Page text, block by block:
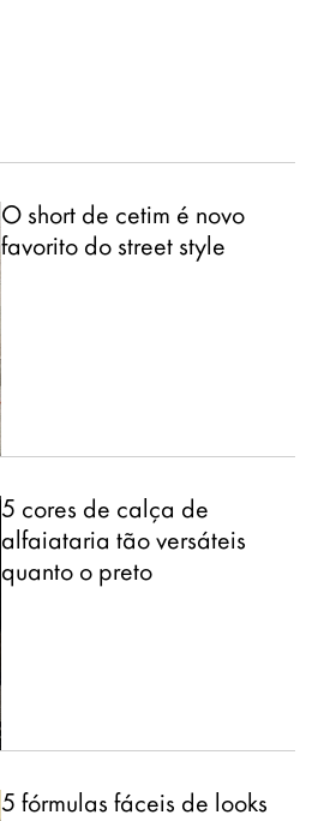
O short de cetim é novo
favorito do street style
5 cores de calça de
alfaiataria tão versáteis
quanto o preto
5 fórmulas fáceis de looks